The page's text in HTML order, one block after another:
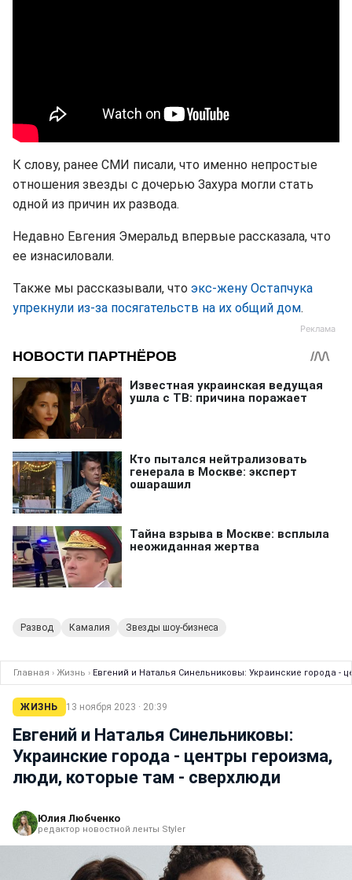
К слову, ранее СМИ писали, что именно непростые
отношения звезды с дочерью Захура могли стать
одной из причин их развода.
Недавно Евгения Эмеральд впервые рассказала, что
ее изнасиловали.
Также мы рассказывали, что экс-жену Остапчука
упрекнули из-за посягательств на их общий дом.
Развод Камалия Звезды шоу-бизнеса
Главная › Жизнь › Евгений и Наталья Синельниковы: Украинские города -
ЖИЗНЬ 13 ноября 2023 · 20:39
Евгений и Наталья Синельниковы:
Украинские города - центры героизма,
люди, которые там - сверхлюди
Юлия Любченко
редактор новостной ленты Styler